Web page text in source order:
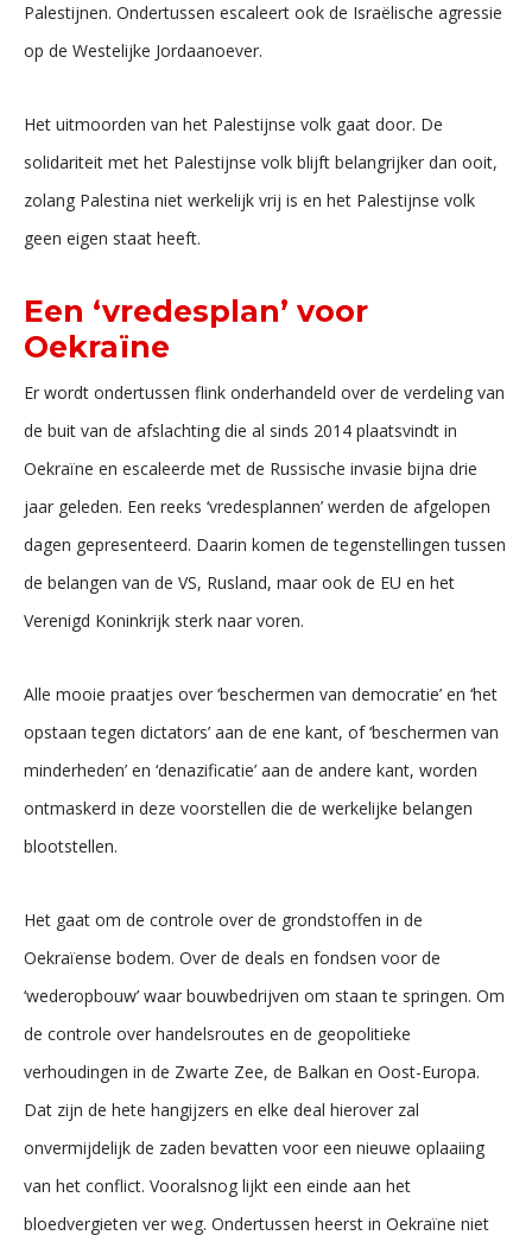
Palestijnen. Ondertussen escaleert ook de Israëlische agressie
op de Westelijke Jordaanoever.
Het uitmoorden van het Palestijnse volk gaat door. De
solidariteit met het Palestijnse volk blijft belangrijker dan ooit,
zolang Palestina niet werkelijk vrij is en het Palestijnse volk
geen eigen staat heeft.
Een ‘vredesplan’ voor
Oekraïne
Er wordt ondertussen flink onderhandeld over de verdeling van
de buit van de afslachting die al sinds 2014 plaatsvindt in
Oekraïne en escaleerde met de Russische invasie bijna drie
jaar geleden. Een reeks ‘vredesplannen’ werden de afgelopen
dagen gepresenteerd. Daarin komen de tegenstellingen tussen
de belangen van de VS, Rusland, maar ook de EU en het
Verenigd Koninkrijk sterk naar voren.
Alle mooie praatjes over ‘beschermen van democratie’ en ‘het
opstaan tegen dictators’ aan de ene kant, of ‘beschermen van
minderheden’ en ‘denazificatie’ aan de andere kant, worden
ontmaskerd in deze voorstellen die de werkelijke belangen
blootstellen.
Het gaat om de controle over de grondstoffen in de
Oekraïense bodem. Over de deals en fondsen voor de
‘wederopbouw’ waar bouwbedrijven om staan te springen. Om
de controle over handelsroutes en de geopolitieke
verhoudingen in de Zwarte Zee, de Balkan en Oost-Europa.
Dat zijn de hete hangijzers en elke deal hierover zal
onvermijdelijk de zaden bevatten voor een nieuwe oplaaiing
van het conflict. Vooralsnog lijkt een einde aan het
bloedvergieten ver weg. Ondertussen heerst in Oekraïne niet